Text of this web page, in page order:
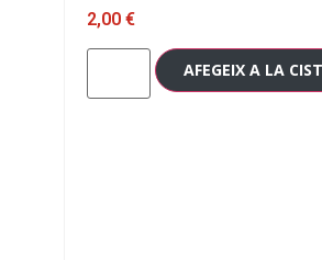
2,00 €
AFEGEIX A LA